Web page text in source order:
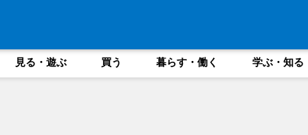
見る・遊ぶ 買う 暮らす・働く 学ぶ・知る